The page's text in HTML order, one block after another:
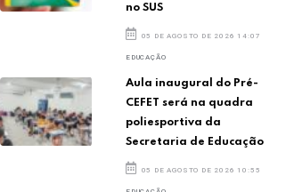
no SUS
05 DE AGOSTO DE 2026 14:07
EDUCAÇÃO
Aula inaugural do Pré-
CEFET será na quadra
poliesportiva da
Secretaria de Educação
05 DE AGOSTO DE 2026 10:55